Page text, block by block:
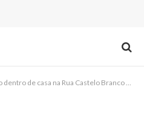
de casa na Rua Castelo Branco em Amaraji